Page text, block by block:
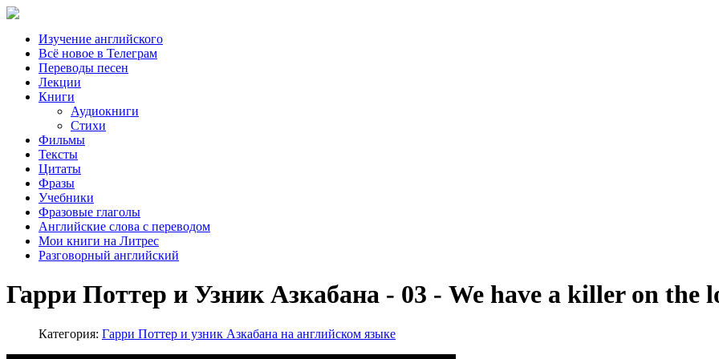
Изучение английского
Всё новое в Телеграм
Переводы песен
Лекции
Книги
Аудиокниги
Стихи
Фильмы
Тексты
Цитаты
Фразы
Учебники
Фразовые глаголы
Английские слова с переводом
Мои книги на Литрес
Разговорный английский
Гарри Поттер и Узник Азкабана - 03 - We have a killer on the
Категория: Гарри Поттер и узник Азкабана на английском языке